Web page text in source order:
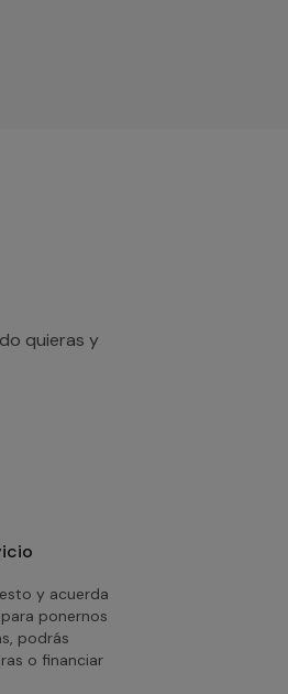
quieras y
y acuerda
ponernos
podrás
o financiar